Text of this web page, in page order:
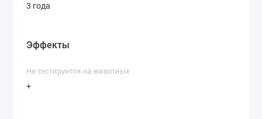
3 года
Эффекты
Не тестируется на животных
+